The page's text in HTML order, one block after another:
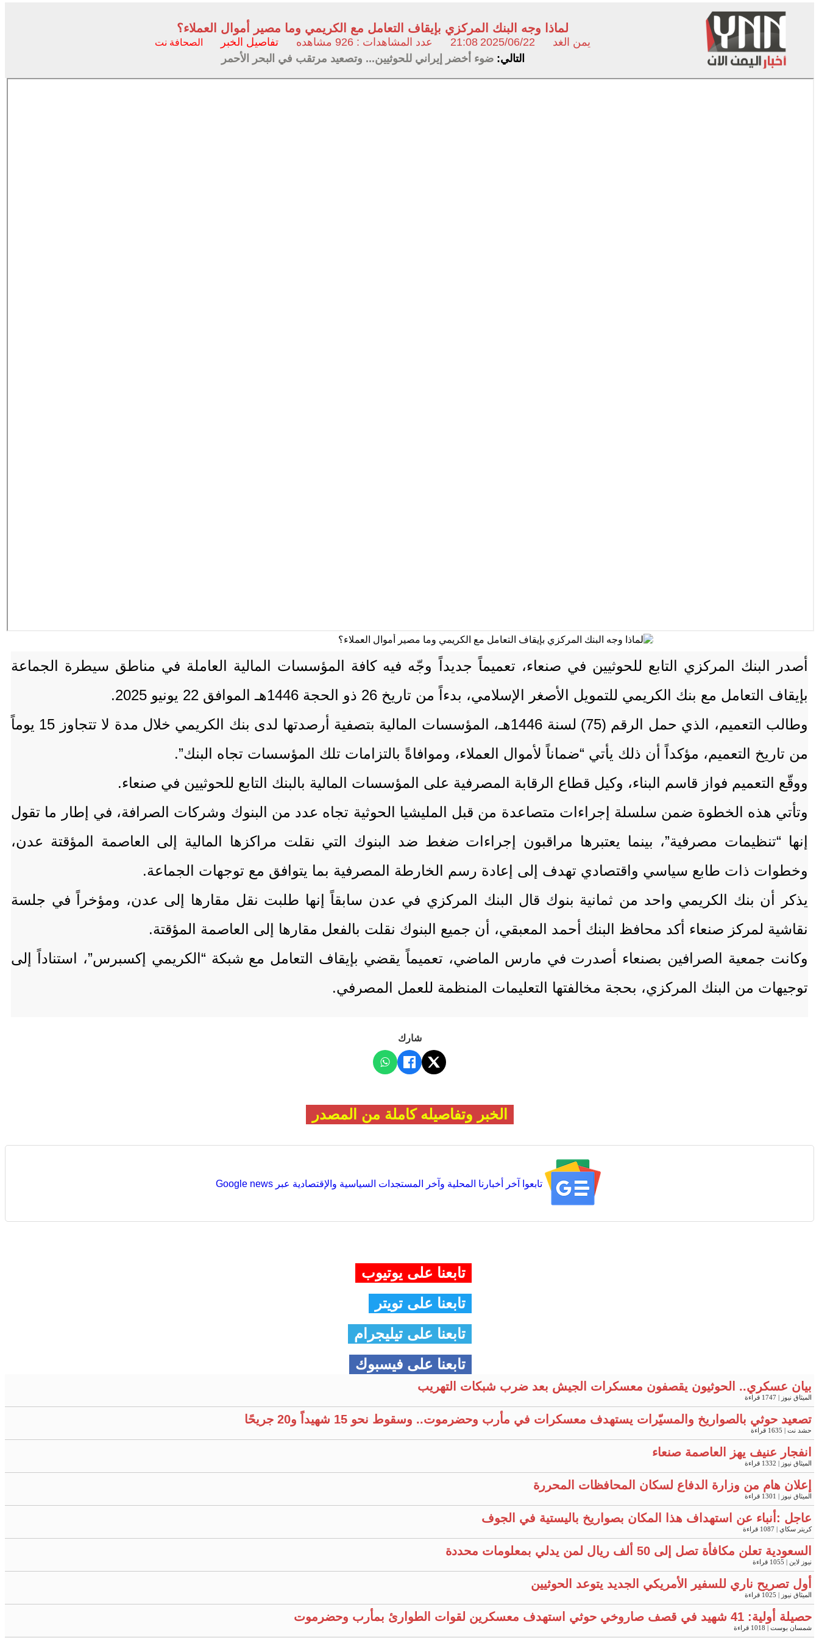
لماذا وجه البنك المركزي بإيقاف التعامل مع الكريمي وما مصير أموال العملاء؟
يمن الغد 2025/06/22
21:08 عدد المشاهدات : 926 مشاهده تفاصيل الخبر الصحافة نت
التالي:ضوء أخضر إيراني للحوثيين... وتصعيد مرتقب في البحر الأحمر
أصدر البنك المركزي التابع للحوثيين في صنعاء، تعميماً جديداً وجّه فيه كافة المؤسسات المالية العاملة في مناطق سيطرة الجماعة
بإيقاف التعامل مع بنك الكريمي للتمويل الأصغر الإسلامي، بدءاً من تاريخ 26 ذو الحجة 1446هـ الموافق 22 يونيو 2025.
وطالب التعميم، الذي حمل الرقم (75) لسنة 1446هـ، المؤسسات المالية بتصفية أرصدتها لدى بنك الكريمي خلال مدة لا تتجاوز 15 يوماً
من تاريخ التعميم، مؤكداً أن ذلك يأتي “ضماناً لأموال العملاء، وموافاةً بالتزامات تلك المؤسسات تجاه البنك”.
ووقّع التعميم فواز قاسم البناء، وكيل قطاع الرقابة المصرفية على المؤسسات المالية بالبنك التابع للحوثيين في صنعاء.
وتأتي هذه الخطوة ضمن سلسلة إجراءات متصاعدة من قبل المليشيا الحوثية تجاه عدد من البنوك وشركات الصرافة، في إطار ما تقول
إنها “تنظيمات مصرفية”، بينما يعتبرها مراقبون إجراءات ضغط ضد البنوك التي نقلت مراكزها المالية إلى العاصمة المؤقتة عدن،
وخطوات ذات طابع سياسي واقتصادي تهدف إلى إعادة رسم الخارطة المصرفية بما يتوافق مع توجهات الجماعة.
يذكر أن بنك الكريمي واحد من ثمانية بنوك قال البنك المركزي في عدن سابقاً إنها طلبت نقل مقارها إلى عدن، ومؤخراً في جلسة
نقاشية لمركز صنعاء أكد محافظ البنك أحمد المعبقي، أن جميع البنوك نقلت بالفعل مقارها إلى العاصمة المؤقتة.
وكانت جمعية الصرافين بصنعاء أصدرت في مارس الماضي، تعميماً يقضي بإيقاف التعامل مع شبكة “الكريمي إكسبرس”، استناداً إلى
توجيهات من البنك المركزي، بحجة مخالفتها التعليمات المنظمة للعمل المصرفي.
شارك
الخبر وتفاصيله كاملة من المصدر
تابعوا آخر أخبارنا المحلية وآخر المستجدات السياسية والإقتصادية عبر Google news
تابعنا على يوتيوب
تابعنا على تويتر
تابعنا على تيليجرام
تابعنا على فيسبوك
بيان عسكري.. الحوثيون يقصفون معسكرات الجيش بعد ضرب شبكات التهريب
الميثاق نيوز | 1747 قراءة
تصعيد حوثي بالصواريخ والمسيّرات يستهدف معسكرات في مأرب وحضرموت.. وسقوط نحو 15 شهيداً و20 جريحًا
حشد نت | 1635 قراءة
انفجار عنيف يهز العاصمة صنعاء
الميثاق نيوز | 1332 قراءة
إعلان هام من وزارة الدفاع لسكان المحافظات المحررة
الميثاق نيوز | 1301 قراءة
عاجل :أنباء عن استهداف هذا المكان بصواريخ باليستية في الجوف
كريتر سكاي | 1087 قراءة
السعودية تعلن مكافأة تصل إلى 50 ألف ريال لمن يدلي بمعلومات محددة
نيوز لاين | 1055 قراءة
أول تصريح ناري للسفير الأمريكي الجديد يتوعد الحوثيين
الميثاق نيوز | 1025 قراءة
حصيلة أولية: 41 شهيد في قصف صاروخي حوثي استهدف معسكرين لقوات الطوارئ بمأرب وحضرموت
شمسان بوست | 1018 قراءة